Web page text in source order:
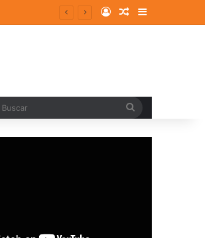
Log InRandom Article
Sidebar